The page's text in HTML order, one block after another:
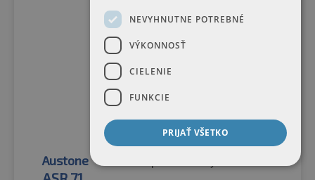
Austone
NEVYHNUTNE POTREBNÉ
VÝKONNOSŤ
CIELENIE
FUNKCIE
PRIJAŤ VŠETKO